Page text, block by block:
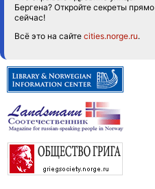
Бергена? Откройте секреты прямо
сейчас!
Всё это на сайте cities.norge.ru.